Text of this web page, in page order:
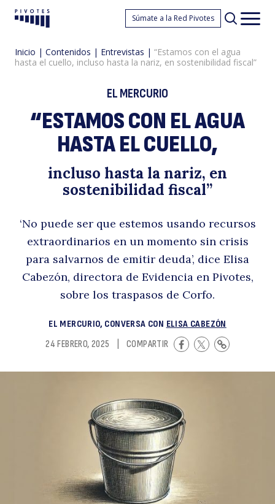
el
Pivotes Súmate a la Red Pivotes
Inicio | Contenidos | Entrevistas | “Estamos con el agua
hasta el cuello, incluso hasta la nariz, en sostenibilidad fiscal”
EL MERCURIO
“ESTAMOS CON EL AGUA
HASTA EL CUELLO,
incluso hasta la nariz, en
sostenibilidad fiscal”
‘No puede ser que estemos usando recursos
extraordinarios en un momento sin crisis
para salvarnos de emitir deuda’, dice Elisa
Cabezón, directora de Evidencia en Pivotes,
sobre los traspasos de Corfo.
EL MERCURIO, CONVERSA CON ELISA CABEZÓN
24 FEBRERO, 2025
COMPARTIR